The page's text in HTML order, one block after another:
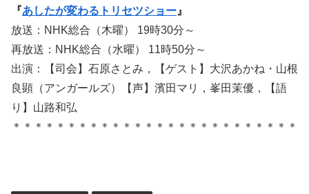
『あしたが変わるトリセツショー 』
放送：NHK総合（木曜） 19時30分～
再放送：NHK総合（水曜） 11時50分～
出演：【司会】石原さとみ，【ゲスト】大沢あかね・山根
良顕（アンガールズ）【声】濱田マリ，峯田茉優，【語
り】山路和弘
＊＊＊＊＊＊＊＊＊＊＊＊＊＊＊＊＊＊＊＊＊＊＊＊＊＊